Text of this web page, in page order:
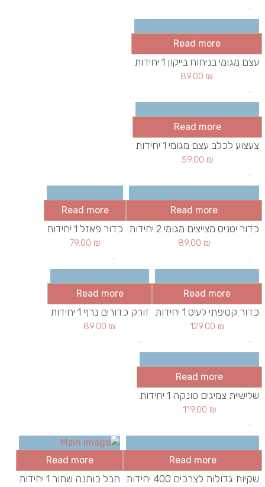
Read more
עצם מגומי בניחוח בייקון 1 יחידות
89.00 ₪
Read more
צעצוע לכלב עצם מגומי 1 יחידות
59.00 ₪
Read more
כדור יטניס מצייצים מגומי 2 יחידות
89.00 ₪
Read more
כדור פאזל 1 יחידות
79.00 ₪
Read more
כדור קטיפתי לעיס 1 יחידות
129.00 ₪
Read more
זורק כדורים נרף 1 יחידות
89.00 ₪
Read more
שלישיית צמיגים טונקה 1 יחידות
119.00 ₪
Read more
שקיות גדולות לצרכים 400 יחידות
Read more
חבל כותנה שחור 1 יחידות